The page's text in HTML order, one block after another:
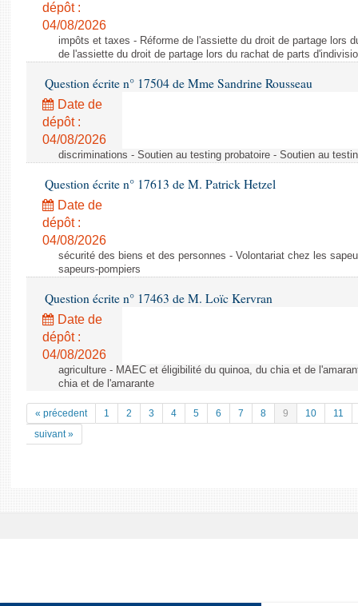
dépôt :
04/08/2026
impôts et taxes - Réforme de l'assiette du droit de partage lors
de l'assiette du droit de partage lors du rachat de parts
Question écrite n° 17504 de Mme Sandrine Rousseau
Date de
dépôt :
04/08/2026
discriminations - Soutien au testing probatoire - Soutien au
Question écrite n° 17613 de M. Patrick Hetzel
Date de
dépôt :
04/08/2026
sécurité des biens et des personnes - Volontariat chez les
sapeurs-pompiers
Question écrite n° 17463 de M. Loïc Kervran
Date de
dépôt :
04/08/2026
agriculture - MAEC et éligibilité du quinoa, du chia et de
chia et de l'amarante
« précedent 1 2 3 4 5 6 7 8 9 10
11
suivant »